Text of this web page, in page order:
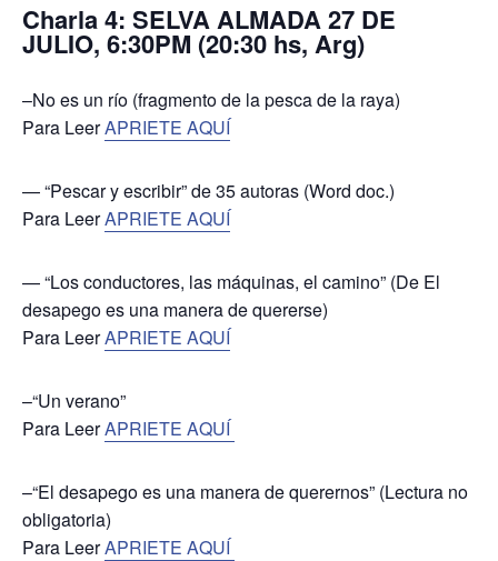
Charla 4: SELVA ALMADA 27 DE
JULIO, 6:30PM (20:30 hs, Arg)
–No es un río (fragmento de la pesca de la raya)
Para LeerAPRIETE AQUÍ
— “Pescar y escribir” de 35 autoras (Word doc.)
Para LeerAPRIETE AQUÍ
— “Los conductores, las máquinas, el camino” (De El
desapego es una manera de quererse)
Para LeerAPRIETE AQUÍ
–“Un verano”
Para LeerAPRIETE AQUÍ
–“El desapego es una manera de querernos” (Lectura no
obligatoria)
Para LeerAPRIETE AQUÍ